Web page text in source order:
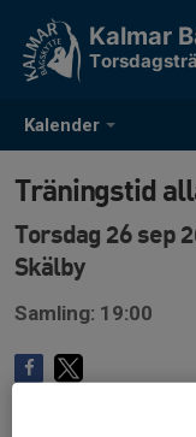
Kalender
Kalmar
Träningstid
Torsdag 26 sep
Skälby
Samling: 19:00